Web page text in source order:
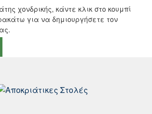
χονδρικής, κάντε κλικ στο κουμπί
για να δημιουργήσετε τον